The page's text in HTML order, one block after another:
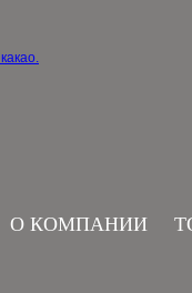
О КОМПАНИИ